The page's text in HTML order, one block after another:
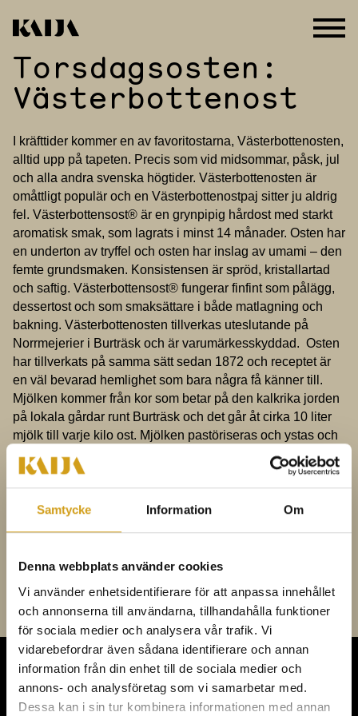
Samtycke Information Om
Denna webbplats använder cookies
Vi använder enhetsidentifierare för att anpassa innehållet
och annonserna till användarna, tillhandahålla funktioner
för sociala medier och analysera vår trafik. Vi
vidarebefordrar även sådana identifierare och annan
information från din enhet till de sociala medier och
annons- och analysföretag som vi samarbetar med.
Dessa kan i sin tur kombinera informationen med annan
Hoppa
innehåll
Torsdagsosten:
Västerbottenost
I kräfttider kommer en av favoritostarna, Västerbottenosten,
alltid upp på tapeten. Precis som vid midsommar, påsk, jul
och alla andra svenska högtider. Västerbottenosten är
omåttligt populär och en Västerbottenostpaj sitter ju aldrig
fel. Västerbottensost® är en grynpipig hårdost med starkt
aromatisk smak, som lagrats i minst 14 månader. Osten har
en underton av tryffel och osten har inslag av umami – den
femte grundsmaken. Konsistensen är spröd, kristallartad
och saftig. Västerbottensost® fungerar finfint som pålägg,
dessertost och som smaksättare i både matlagning och
bakning. Västerbottenosten tillverkas uteslutande på
Norrmejerier i Burträsk och är varumärkesskyddad. Osten
har tillverkats på samma sätt sedan 1872 och receptet är
en väl bevarad hemlighet som bara några få känner till.
Mjölken kommer från kor som betar på den kalkrika jorden
på lokala gårdar runt Burträsk och det går åt cirka 10 liter
mjölk till varje kilo ost. Mjölken pastöriseras och ystas och
sedan läggs ostmassan i de speciella formarna, som är 42
centimeter i diameter, något större än de allra flesta
svenska ostar. Osten pressas sedan i 18 timmar och vänds
under tiden med jämna mellanrum för att sedan läggas i
receptet på Västerbottenostpaj
KONFERENS,